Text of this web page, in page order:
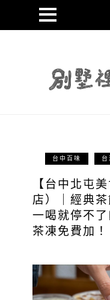
台中百味
【台中北屯
店）｜經典
一喝就停不
茶凍免費加！